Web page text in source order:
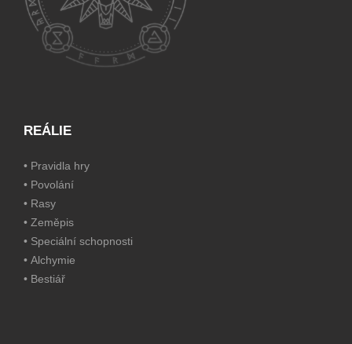
REÁLIE
• Pravidla hry
• Povolání
• Rasy
• Zeměpis
• Speciální schopnosti
• Alchymie
• Bestiář